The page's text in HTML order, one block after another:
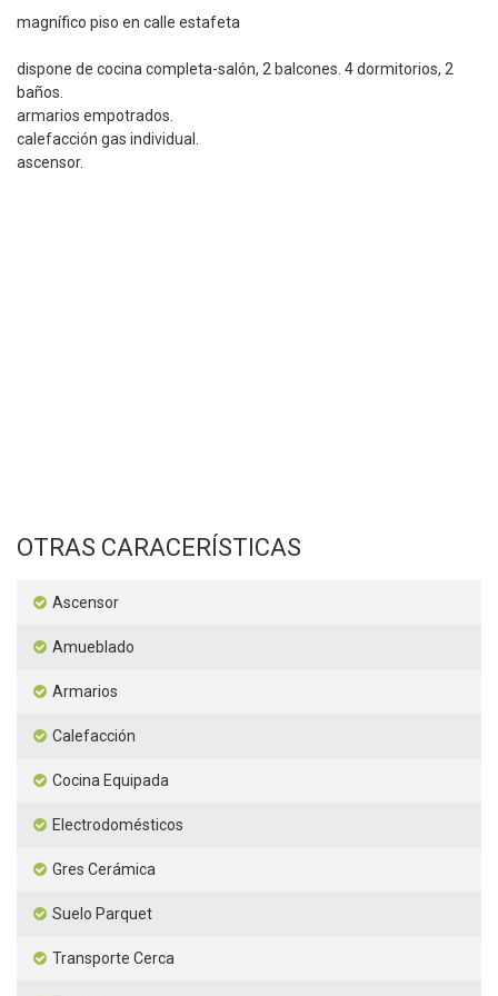
magnífico piso en calle estafeta
dispone de cocina completa-salón, 2 balcones. 4 dormitorios, 2
baños.
armarios empotrados.
calefacción gas individual.
ascensor.
OTRAS CARACERÍSTICAS
Ascensor
Amueblado
Armarios
Calefacción
Cocina Equipada
Electrodomésticos
Gres Cerámica
Suelo Parquet
Transporte Cerca